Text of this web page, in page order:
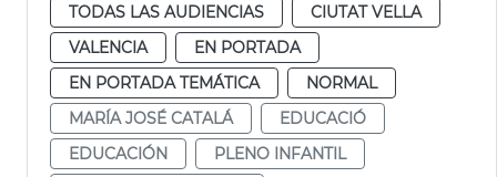
TODAS LAS AUDIENCIAS
CIUTAT VELLA
VALENCIA
EN PORTADA
EN PORTADA TEMÁTICA
NORMAL
MARÍA JOSÉ CATALÁ
EDUCACIÓ
EDUCACIÓN
PLENO INFANTIL